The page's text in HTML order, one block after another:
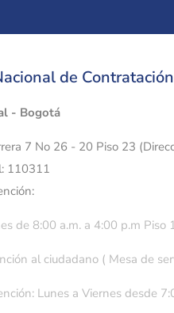
de
- Bogotá
7 No 26 - 20 Piso 23
110311
de 8:00 a.m. a 4:00 p.m Piso
al ciudadano ( Mesa de
Lunes a Viernes desde